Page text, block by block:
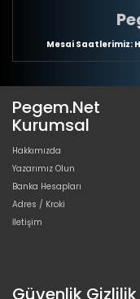
Mesai Saatlerimiz:
Pegem.Net
Kurumsal
Hakkımızda
Yazarımız Olun
Banka Hesapları
Adres / Kroki
İletişim
Güvenlik Gizlilik